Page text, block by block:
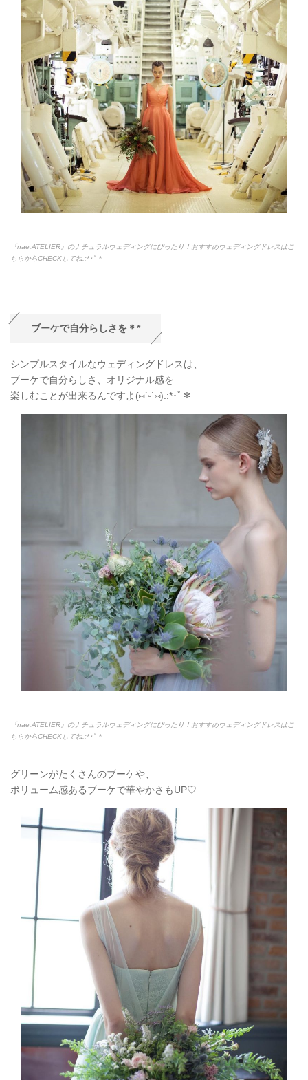
『nae.ATELIER』のナチュラルウェディングにぴったり！おすすめウェディングドレスはこ
ちらからCHECKしてね.:*･ﾟ＊
ブーケで自分らしさを＊*
シンプルスタイルなウェディングドレスは、
ブーケで自分らしさ、オリジナル感を
楽しむことが出来るんですよ(⑅ˊᵕˋ⑅).:*･ﾟ＊
『nae.ATELIER』のナチュラルウェディングにぴったり！おすすめウェディングドレスはこ
ちらからCHECKしてね.:*･ﾟ＊
グリーンがたくさんのブーケや、
ボリューム感あるブーケで華やかさもUP♡